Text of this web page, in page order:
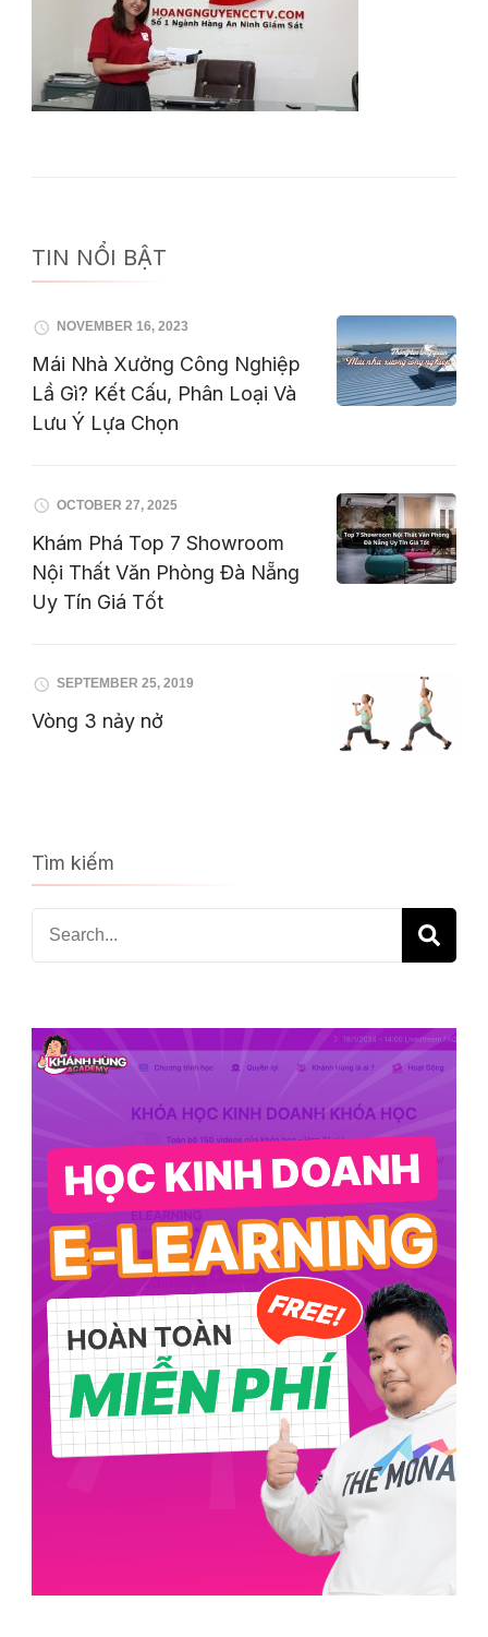
TIN NỔI BẬT
NOVEMBER 16, 2023
Mái Nhà Xưởng Công Nghiệp
Lầ Gì? Kết Cấu, Phân Loại Và
Lưu Ý Lựa Chọn
OCTOBER 27, 2025
Khám Phá Top 7 Showroom
Nội Thất Văn Phòng Đà Nẵng
Uy Tín Giá Tốt
SEPTEMBER 25, 2019
Vòng 3 nảy nở
Tìm kiếm
Search
for: